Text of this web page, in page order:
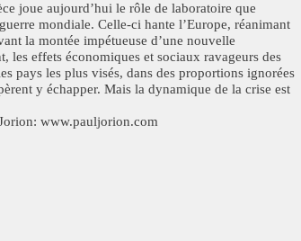
joue aujourd’hui le rôle de laboratoire que
mondiale. Celle-ci hante l’Europe, réanimant
la montée impétueuse d’une nouvelle
les effets économiques et sociaux ravageurs des
pays les plus visés, dans des proportions ignorées
y échapper. Mais la dynamique de la crise est
www.pauljorion.com